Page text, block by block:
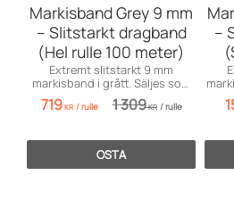
Markisband Grey 9 mm
– Slitstarkt dragband
(Hel rulle 100 meter)
Extremt slitstarkt 9 mm
markisband i grått. Säljes som
hel rulle på 100 meter till
förmånligt pris!
719KR /rulle 1 309KR /rulle
OSTA
–
för